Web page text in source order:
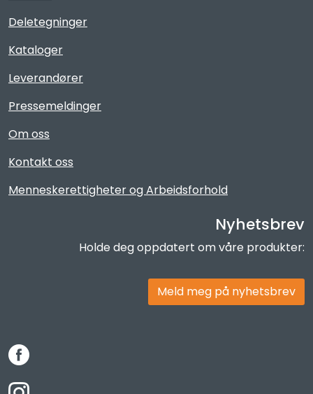
Deletegninger
Kataloger
Leverandører
Pressemeldinger
Om oss
Kontakt oss
Menneskerettigheter og Arbeidsforhold
Nyhetsbrev
Holde deg oppdatert om våre produkter:
Meld meg på nyhetsbrev